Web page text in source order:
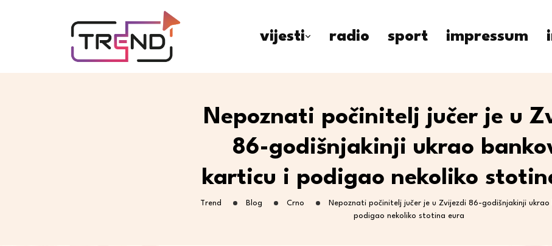
vijesti radio sport impressum
Nepoznati počinitelj jučer je u
86-godišnjakinji ukrao
karticu i podigao nekoliko
Trend Blog Crno
Nepoznati počinitelj jučer je u Zvijezdi 86-godišnjakinji ukrao
podigao nekoliko stotina eura